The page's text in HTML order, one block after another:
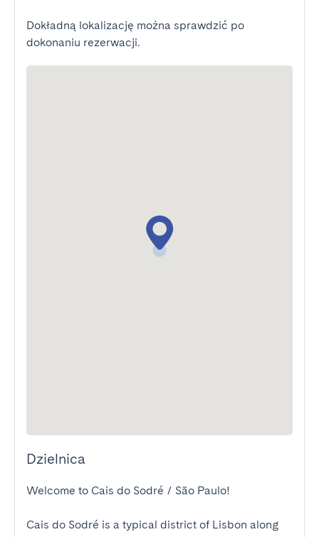
Dokładną lokalizację można sprawdzić po
dokonaniu rezerwacji.
Dzielnica
Welcome to Cais do Sodré / São Paulo!
Cais do Sodré is a typical district of Lisbon along